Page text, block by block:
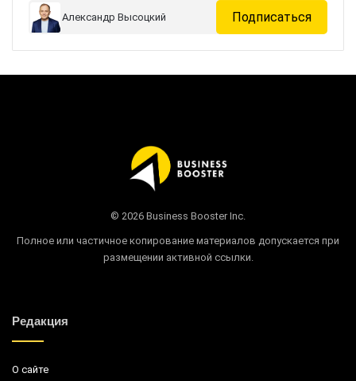
Александр Высоцкий Подписаться
© 2026 Business Booster Inc.
Полное или частичное копирование материалов допускается при
размещении активной ссылки.
Редакция
О сайте